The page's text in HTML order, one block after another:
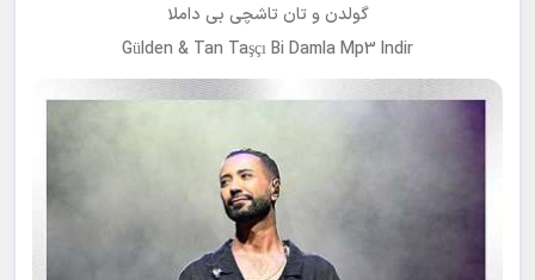
گولدن و تان تاشچی بی داملا
Gülden & Tan Taşçı Bi Damla Mp3 Indir